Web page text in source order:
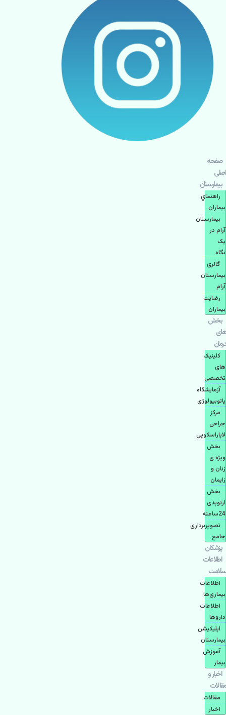
صفحه
اصلی
بيمارستان
راهنماي
بیماران
بیمارستان
آرام در
یک
نگاه
گالری
بیمارستان
آرام
رضایت
بیماران
بخش
های
درمان
کلینیک
های
تخصصی
آزمایشگاه
پاتوبیولوژی
مرکز
جراحی
لاپاراسکوپی
بخش
ویژه ی
زنان و
زایمان
بخش
ارتوپدی
24ساعته
تصویربرداری
جامع
پزشكان
اطلاعات
سلامت
اطلاعات
بیماری‌ها
اطلاعات
دارو‌ها
اپليكيشن
بيمارستان
آموزش
بیمار
اخبار و
مقالات
مقالات
اخبار